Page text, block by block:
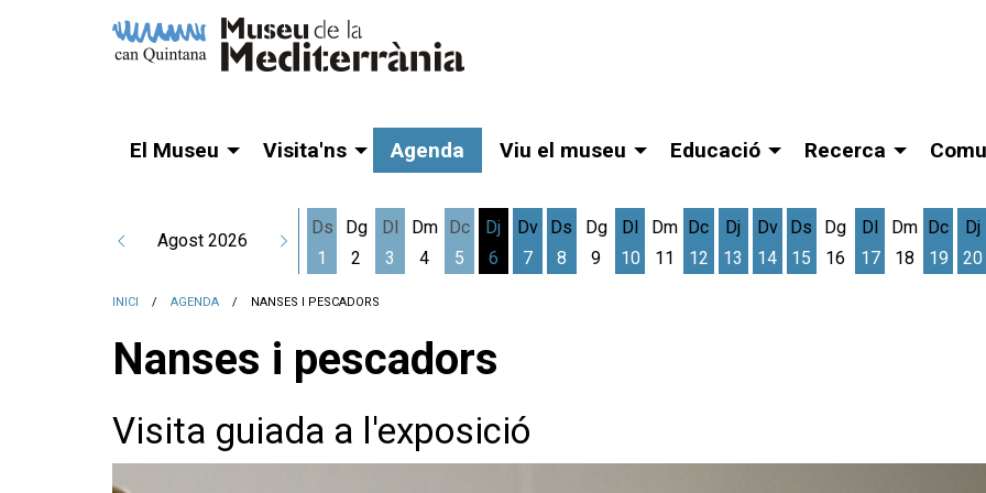
El Museu Visita'ns Agenda Viu el museu Educació Recerca
Agost 2026
Ds
1
Dg
2
Dl
3
Dm
4
Dc
5
Dj
6
Dv
7
Ds
8
Dg
9
Dl
10
Dm
11
Dc
12
Dj
13
Dv
14
Ds
15
Dg
16
Dl
17
Dm
18
Dc
19
Dj
20
INICI AGENDA NANSES I PESCADORS
Nanses i pescadors
Visita guiada a l'exposició